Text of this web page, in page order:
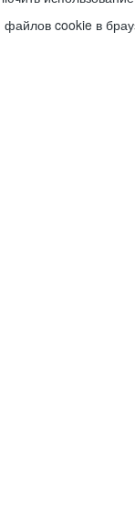
файлов cookie в